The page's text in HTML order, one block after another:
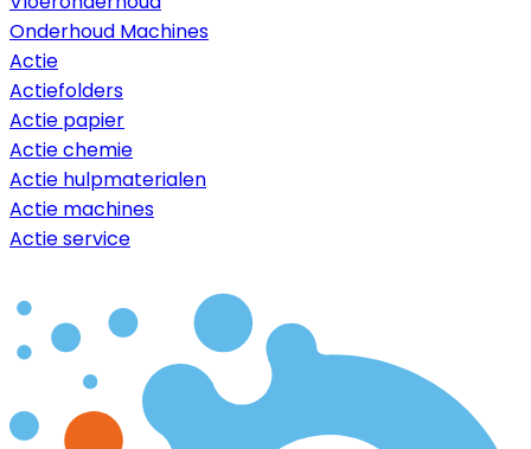
Onderhoud Machines
Actie
Actiefolders
Actie papier
Actie chemie
Actie hulpmaterialen
Actie machines
Actie service